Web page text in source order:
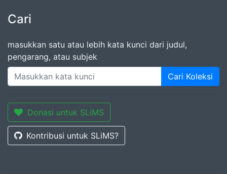
Cari
masukkan satu atau lebih kata kunci dari judul,
pengarang, atau subjek
Cari Koleksi
Donasi untuk SLiMS
Kontribusi untuk SLiMS?